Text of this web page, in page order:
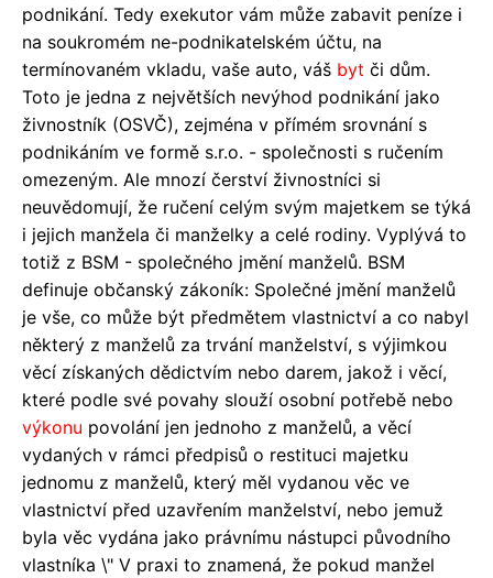
podnikání. Tedy exekutor vám může zabavit peníze i
na soukromém ne-podnikatelském účtu, na
termínovaném vkladu, vaše auto, váš byt či dům.
Toto je jedna z největších nevýhod podnikání jako
živnostník (OSVČ), zejména v přímém srovnání s
podnikáním ve formě s.r.o. - společnosti s ručením
omezeným. Ale mnozí čerství živnostníci si
neuvědomují, že ručení celým svým majetkem se týká
i jejich manžela či manželky a celé rodiny. Vyplývá to
totiž z BSM - společného jmění manželů. BSM
definuje občanský zákoník: Společné jmění manželů
je vše, co může být předmětem vlastnictví a co nabyl
některý z manželů za trvání manželství, s výjimkou
věcí získaných dědictvím nebo darem, jakož i věcí,
které podle své povahy slouží osobní potřebě nebo
výkonu povolání jen jednoho z manželů, a věcí
vydaných v rámci předpisů o restituci majetku
jednomu z manželů, který měl vydanou věc ve
vlastnictví před uzavřením manželství, nebo jemuž
byla věc vydána jako právnímu nástupci původního
vlastníka \" V praxi to znamená, že pokud manžel